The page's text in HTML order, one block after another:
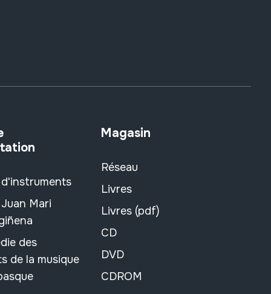
Mari
des
de la musique
Magasin
Réseau
Livres
Livres (pdf)
CD
DVD
CDROM